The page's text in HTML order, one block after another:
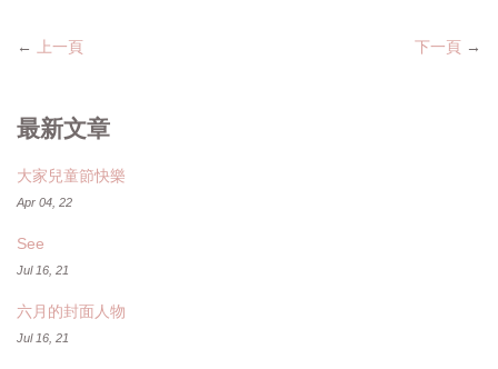
← 上一頁 下一頁 →
最新文章
大家兒童節快樂
Apr 04, 22
See
Jul 16, 21
六月的封面人物
Jul 16, 21